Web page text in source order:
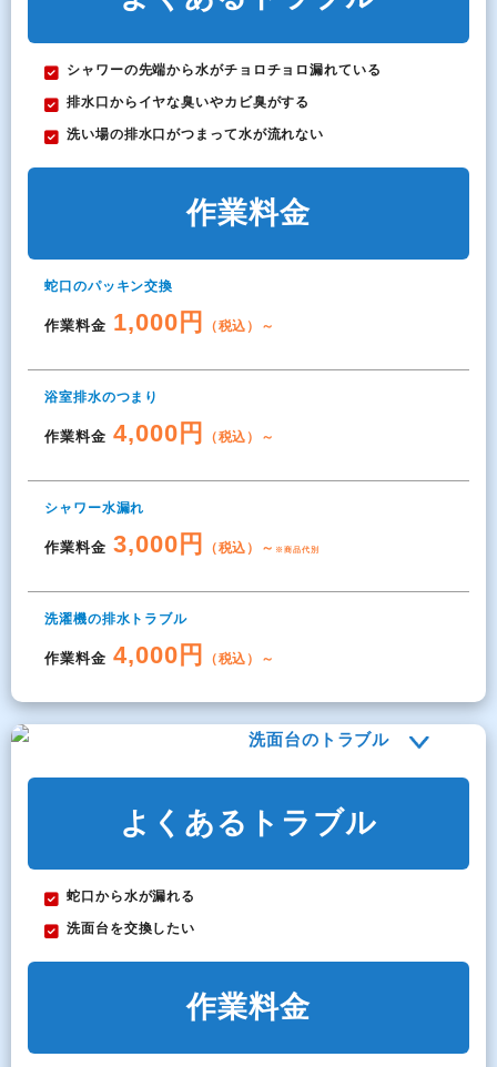
シャワーの先端から水がチョロチョロ漏れている
排水口からイヤな臭いやカビ臭がする
洗い場の排水口がつまって水が流れない
作業料金
蛇口のパッキン交換
作業料金 1,000円 （税込）～
浴室排水のつまり
作業料金 4,000円 （税込）～
シャワー水漏れ
作業料金 3,000円 （税込）～ ※商品代別
洗濯機の排水トラブル
作業料金 4,000円 （税込）～
洗面台のトラブル
よくあるトラブル
蛇口から水が漏れる
洗面台を交換したい
作業料金